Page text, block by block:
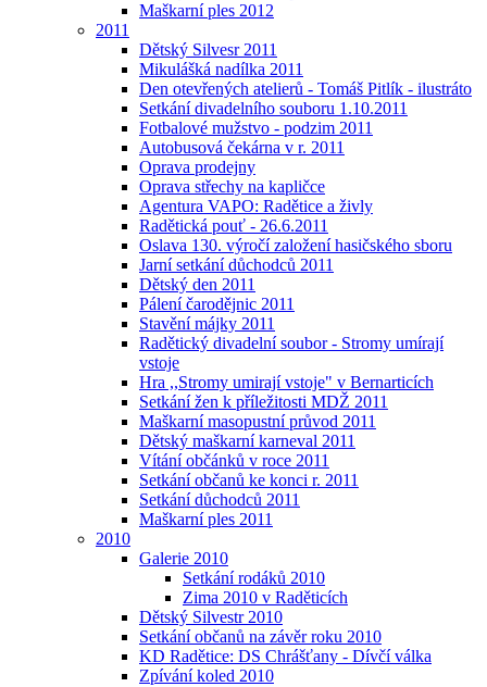
Maškarní ples 2012
2011
Dětský Silvesr 2011
Mikulášká nadílka 2011
Den otevřených atelierů - Tomáš Pitlík - ilustráto
Setkání divadelního souboru 1.10.2011
Fotbalové mužstvo - podzim 2011
Autobusová čekárna v r. 2011
Oprava prodejny
Oprava střechy na kapličce
Agentura VAPO: Radětice a živly
Radětická pouť - 26.6.2011
Oslava 130. výročí založení hasičského sboru
Jarní setkání důchodců 2011
Dětský den 2011
Pálení čarodějnic 2011
Stavění májky 2011
Radětický divadelní soubor - Stromy umírají
vstoje
Hra ,,Stromy umirají vstoje" v Bernarticích
Setkání žen k příležitosti MDŽ 2011
Maškarní masopustní průvod 2011
Dětský maškarní karneval 2011
Vítání občánků v roce 2011
Setkání občanů ke konci r. 2011
Setkání důchodců 2011
Maškarní ples 2011
2010
Galerie 2010
Setkání rodáků 2010
Zima 2010 v Raděticích
Dětský Silvestr 2010
Setkání občanů na závěr roku 2010
KD Radětice: DS Chrášťany - Dívčí válka
Zpívání koled 2010